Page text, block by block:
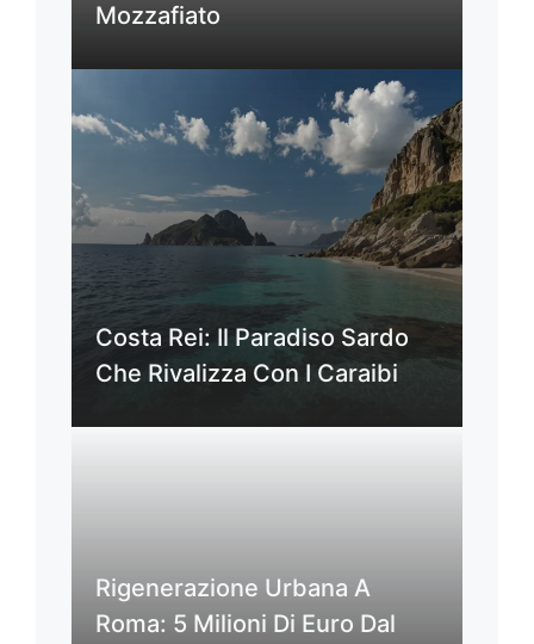
Mozzafiato
Costa Rei: Il Paradiso Sardo
Che Rivalizza Con I Caraibi
Rigenerazione Urbana A
Roma: 5 Milioni Di Euro Dal